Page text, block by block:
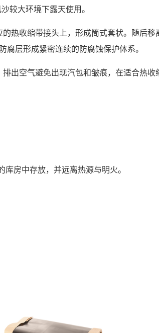
较大环境下露天使用。
热收缩带接头上，形成筒式套状。随后
层形成紧密连续的防腐蚀保护体系。
出空气避免出现汽包和皱痕，在适合热收
房中存放，并远离热源与明火。